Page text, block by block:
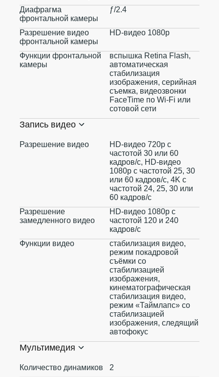
Диафрагма
фронтальной камеры
ƒ/2.4
Разрешение видео
фронтальной камеры
HD-видео 1080p
Функции фронтальной
камеры
вспышка Retina Flash,
автоматическая
стабилизация
изображения, серийная
съемка, видеозвонки
FaceTime по Wi‑Fi или
сотовой сети
Запись видео
Разрешение видео
HD-видео 720p с
частотой 30 или 60
кадров/ с, HD-видео
1080p с частотой 25, 30
или 60 кадров/ с, 4K с
частотой 24, 25, 30 или
60 кадров/ с
Разрешение
замедленного видео
HD-видео 1080р с
частотой 120 и 240
кадров/ с
Функции видео
стабилизация видео,
режим покадровой
съёмки со
стабилизацией
изображения,
кинематографическая
стабилизация видео,
режим «Таймлапс» со
стабилизацией
изображения, следящий
автофокус
Мультимедия
Количество динамиков
2